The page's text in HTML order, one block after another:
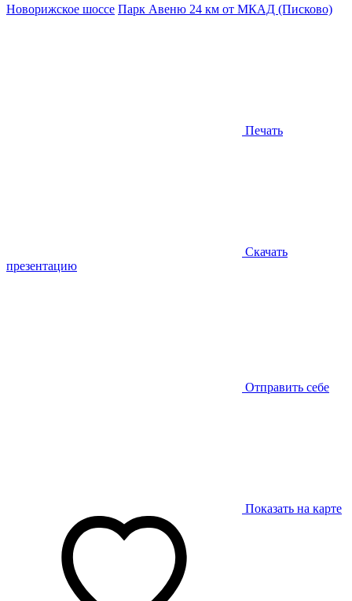
Новорижское шоссе Парк Авеню 24 км от МКАД (Писково)
Печать
Скачать
презентацию
Отправить себе
Показать на карте